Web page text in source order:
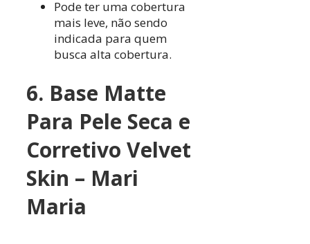
Pode ter uma cobertura
mais leve, não sendo
indicada para quem
busca alta cobertura.
6. Base Matte
Para Pele Seca e
Corretivo Velvet
Skin – Mari
Maria